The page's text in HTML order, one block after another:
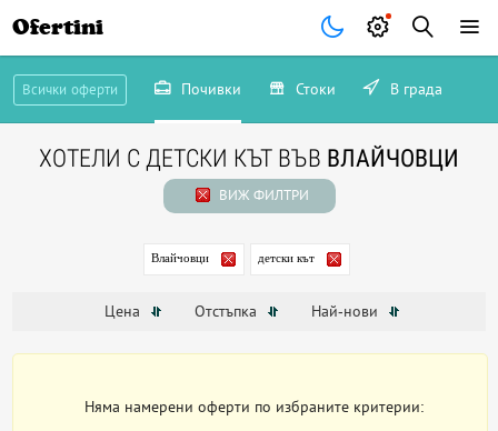
Ofertini
Всички оферти Почивки Стоки В града
ХОТЕЛИ С ДЕТСКИ КЪТ ВЪВ ВЛАЙЧОВЦИ
ВИЖ ФИЛТРИ
Влайчовци детски кът
Цена Отстъпка Най-нови
Няма намерени оферти по избраните критерии: